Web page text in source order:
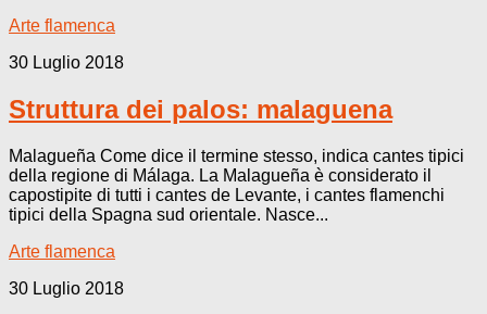
Arte flamenca
30 Luglio 2018
Struttura dei palos: malaguena
Malagueña Come dice il termine stesso, indica cantes tipici
della regione di Málaga. La Malagueña è considerato il
capostipite di tutti i cantes de Levante, i cantes flamenchi
tipici della Spagna sud orientale. Nasce...
Arte flamenca
30 Luglio 2018